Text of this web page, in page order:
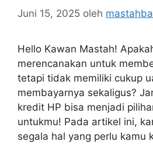
Juni 15, 2025 oleh
Hello Kawan Mastah!
merencanakan untuk
tetapi tidak memiliki cukup
membayarnya sekaligus?
kredit HP bisa menjadi
untukmu! Pada artikel ini,
segala hal yang perlu kamu